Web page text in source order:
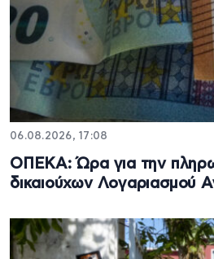
06.08.2026, 17:08
ΟΠΕΚΑ: Ώρα για την
δικαιούχων Λογαριασμού